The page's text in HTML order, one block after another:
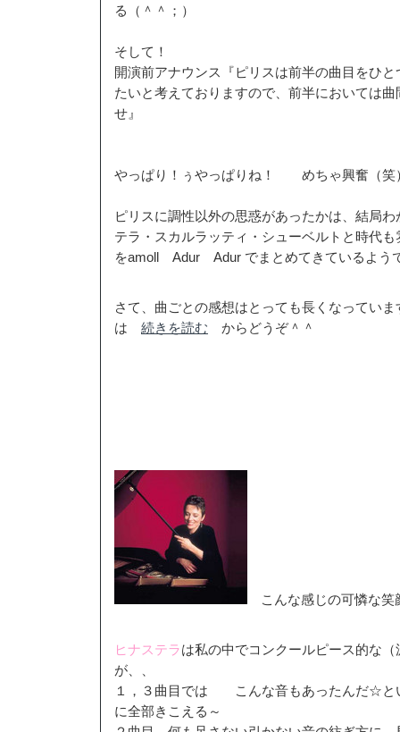
る（＾＾；）
そして！
開演前アナウンス『ピリスは前半の曲目をひ
たいと考えておりますので、前半においては
せ』
やっぱり！ぅやっぱりね！ めちゃ興奮（笑
ピリスに調性以外の思惑があったかは、結局
テラ・スカルラッティ・シューベルトと時代
をamoll Adur Adur でまとめてきているよう
さて、曲ごとの感想はとっても長くなってい
は 続きを読む からどうぞ＾＾
こんな感じの可憐な笑
ヒナステラは私の中でコンクールピース的な
が、、
１，３曲目では こんな音もあったんだ☆と
に全部きこえる～